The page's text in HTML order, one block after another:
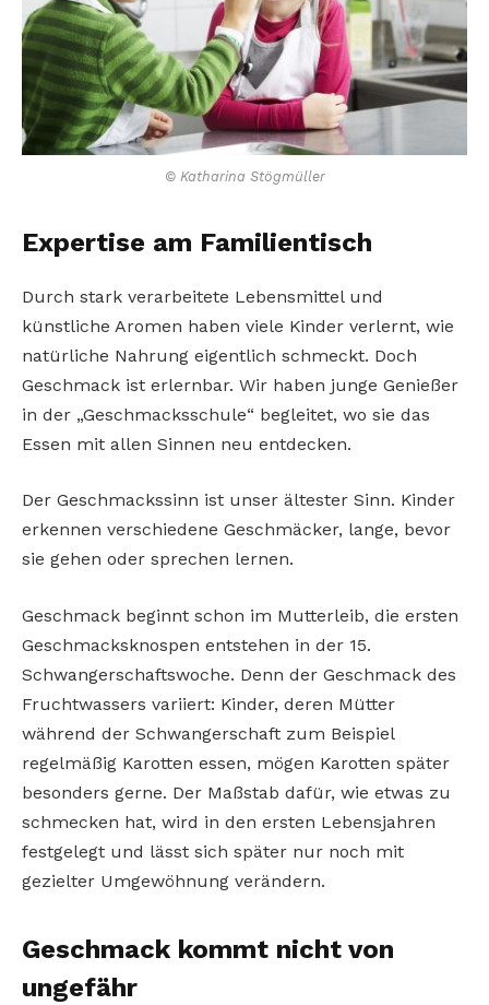
© Katharina Stögmüller
Expertise am Familientisch
Durch stark verarbeitete Lebensmittel und
künstliche Aromen haben viele Kinder verlernt, wie
natürliche Nahrung eigentlich schmeckt. Doch
Geschmack ist erlernbar. Wir haben junge Genießer
in der „Geschmacksschule“ begleitet, wo sie das
Essen mit allen Sinnen neu entdecken.
Der Geschmackssinn ist unser ältester Sinn. Kinder
erkennen verschiedene Geschmäcker, lange, bevor
sie gehen oder sprechen lernen.
Geschmack beginnt schon im Mutterleib, die ersten
Geschmacksknospen entstehen in der 15.
Schwangerschaftswoche. Denn der Geschmack des
Fruchtwassers variiert: Kinder, deren Mütter
während der Schwangerschaft zum Beispiel
regelmäßig Karotten essen, mögen Karotten später
besonders gerne. Der Maßstab dafür, wie etwas zu
schmecken hat, wird in den ersten Lebensjahren
festgelegt und lässt sich später nur noch mit
gezielter Umgewöhnung verändern.
Geschmack kommt nicht von
ungefähr